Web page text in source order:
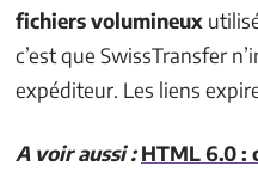
fichiers volumineux
c’est que SwissTransfer
expéditeur. Les liens
A voir aussi : HTML 6.0 :